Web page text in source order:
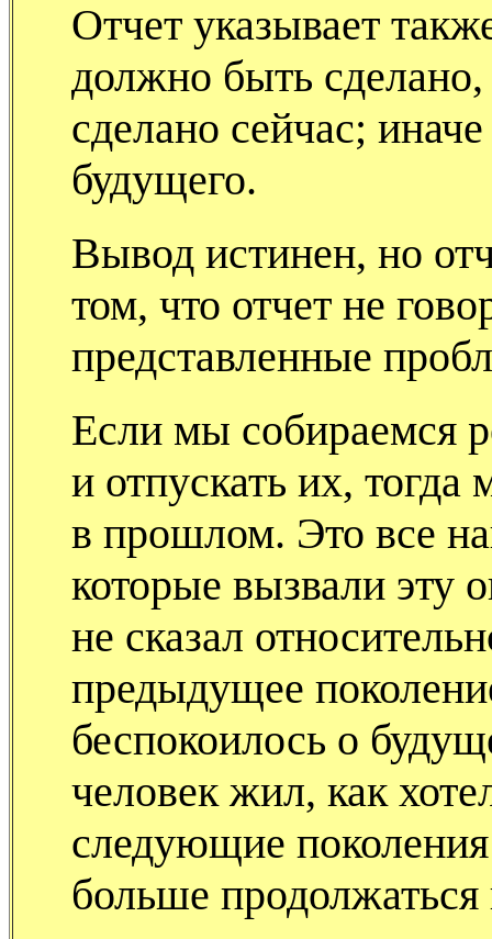
Отчет указывает
должно быть
сделано сейчас;
будущего.
Вывод истинен, но
том, что отчет не
представленные
Если мы собираемся
и отпускать их,
в прошлом. Это все
которые вызвали эту
не сказал
предыдущее
беспокоилось о
человек жил, как
следующие
больше